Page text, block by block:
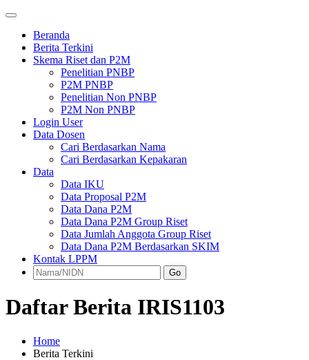
Beranda
Berita Terkini
Skema Riset dan P2M
Penelitian PNBP
P2M PNBP
Penelitian Non PNBP
P2M Non PNBP
Login User
Data Dosen
Cari Berdasarkan Nama
Cari Berdasarkan Kepakaran
Data
Data IKU
Data Proposal P2M
Data Dana P2M
Data Dana P2M Group Riset
Data Jumlah Anggota Group Riset
Data Dana P2M Berdasarkan SKIM
Kontak LPPM
Go
Daftar Berita IRIS1103
Home
Berita Terkini